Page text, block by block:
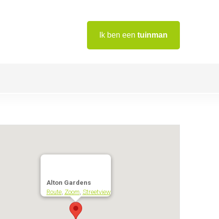
Ik ben een tuinman
Alton Gardens
Route, Zoom Streetview